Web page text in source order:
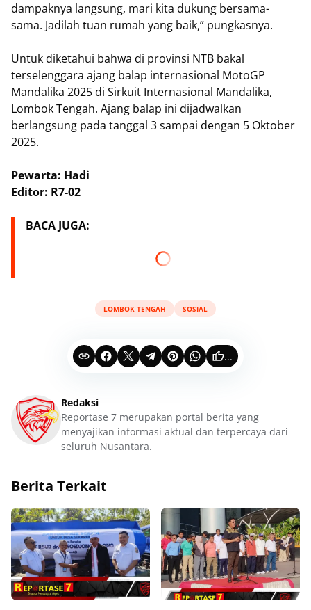
dampaknya langsung, mari kita dukung bersama-
sama. Jadilah tuan rumah yang baik,” pungkasnya.
Untuk diketahui bahwa di provinsi NTB bakal
terselenggara ajang balap internasional MotoGP
Mandalika 2025 di Sirkuit Internasional Mandalika,
Lombok Tengah. Ajang balap ini dijadwalkan
berlangsung pada tanggal 3 sampai dengan 5 Oktober
2025.
Pewarta: Hadi
Editor: R7-02
BACA JUGA:
LOMBOK TENGAH SOSIAL
...
Redaksi
Reportase 7 merupakan portal berita yang
menyajikan informasi aktual dan terpercaya dari
seluruh Nusantara.
Berita Terkait